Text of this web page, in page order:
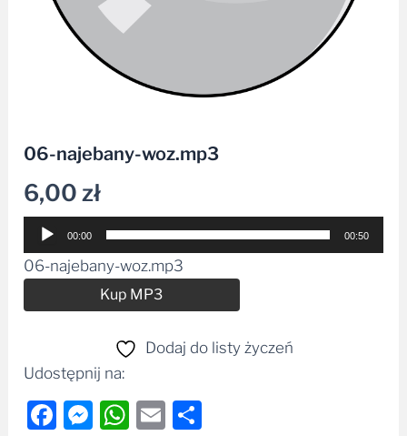
06-najebany-woz.mp3
6,00zł
Odtwarzacz
plików
dźwiękowych
00:00 00:50
06-najebany-woz.mp3
Kup MP3
Dodaj do listy życzeń
Udostępnij na:
Facebook
Messenger
WhatsApp
Email